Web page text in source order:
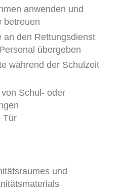
anwenden und
betreuen
an den Rettungsdienst
übergeben
während der Schulzeit
Schul- oder
Tür
und